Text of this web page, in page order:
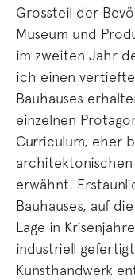
Grossteil der
Museum und
im zweiten Jahr
ich einen
Bauhauses
einzelnen
Curriculum, eher
erwähnt.
Bauhauses, auf
Lage in
industriell
Kunsthandwerk